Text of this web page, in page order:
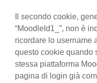
Il secondo cookie,
“MoodleId1_”, non è
ricordare lo username
questo cookie quando
stessa piattaforma
pagina di login già